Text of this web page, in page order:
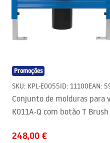
Promoções
SKU: KPL-E0055ID: 11100EAN:
Conjunto de molduras para
K011A-Q com botão T Brush
248,00 €